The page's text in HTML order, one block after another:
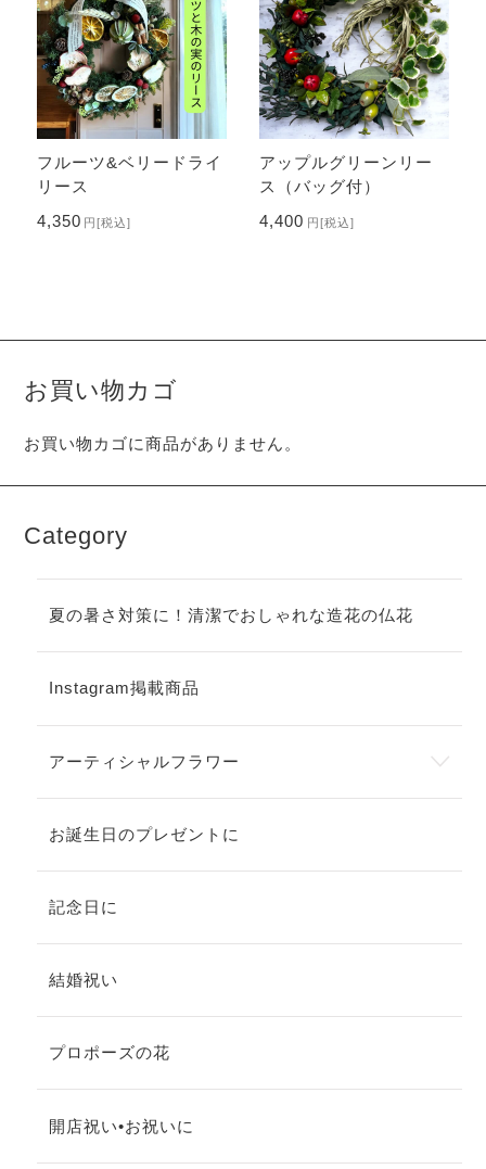
フルーツ&ベリードライ
リース
4,350 円[税込]
アップルグリーンリー
ス（バッグ付）
4,400 円[税込]
お買い物カゴ
お買い物カゴに商品がありません。
Category
夏の暑さ対策に！清潔でおしゃれな造花の仏花
Instagram掲載商品
アーティシャルフラワー
お誕生日のプレゼントに
記念日に
結婚祝い
プロポーズの花
開店祝い•お祝いに